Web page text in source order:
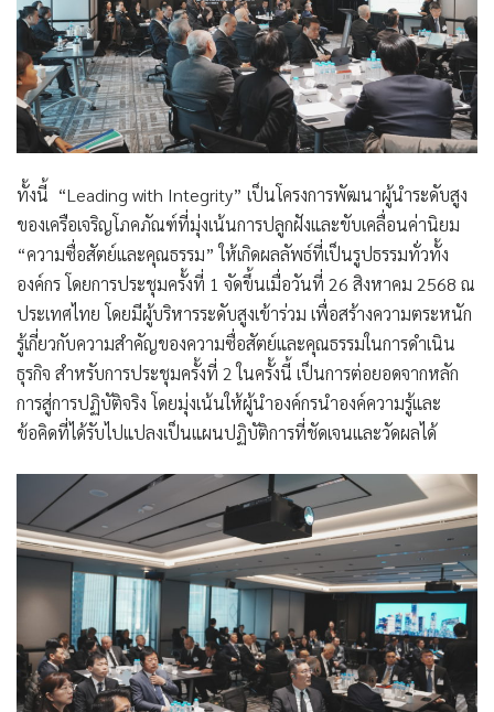
ทั้งนี้ “Leading with Integrity” เป็นโครงการพัฒนาผู้นำระดับสูง
ของเครือเจริญโภคภัณฑ์ที่มุ่งเน้นการปลูกฝังและขับเคลื่อนค่านิยม
“ความซื่อสัตย์และคุณธรรม” ให้เกิดผลลัพธ์ที่เป็นรูปธรรมทั่วทั้ง
องค์กร โดยการประชุมครั้งที่ 1 จัดขึ้นเมื่อวันที่ 26 สิงหาคม 2568 ณ
ประเทศไทย โดยมีผู้บริหารระดับสูงเข้าร่วม เพื่อสร้างความตระหนัก
รู้เกี่ยวกับความสำคัญของความซื่อสัตย์และคุณธรรมในการดำเนิน
ธุรกิจ สำหรับการประชุมครั้งที่ 2 ในครั้งนี้ เป็นการต่อยอดจากหลัก
การสู่การปฏิบัติจริง โดยมุ่งเน้นให้ผู้นำองค์กรนำองค์ความรู้และ
ข้อคิดที่ได้รับไปแปลงเป็นแผนปฏิบัติการที่ชัดเจนและวัดผลได้